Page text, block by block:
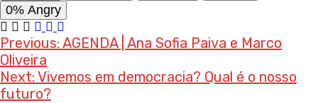
0% Angry
Post
navigation
Previous: AGENDA | Ana Sofia Paiva e Marco
Oliveira
Next: Vivemos em democracia? Qual é o nosso
futuro?